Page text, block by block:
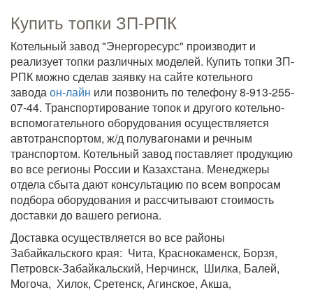
Купить топки ЗП-РПК
Котельный завод "Энергоресурс" производит и
реализует топки различных моделей. Купить топки ЗП-
РПК можно сделав заявку на сайте котельного
заводаон-лайн или позвонить по телефону 8-913-255-
07-44. Транспортирование топок и другого котельно-
вспомогательного оборудования осуществляется
автотранспортом, ж/д полувагонами и речным
транспортом. Котельный завод поставляет продукцию
во все регионы России и Казахстана. Менеджеры
отдела сбыта дают консультацию по всем вопросам
подбора оборудования и рассчитывают стоимость
доставки до вашего региона.
Доставка осуществляется во все районы
Забайкальского края: Чита, Краснокаменск, Борзя,
Петровск-Забайкальский, Нерчинск, Шилка, Балей,
Могоча, Хилок, Сретенск, Агинское, Акша,